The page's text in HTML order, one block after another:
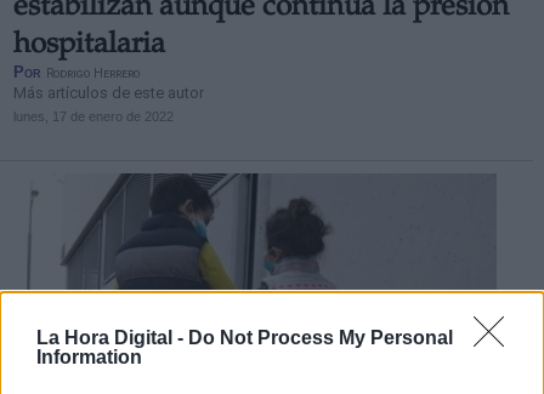
La Hora Digital - Do Not Process My Personal
Information
estabilizan aunque continúa la presión
hospitalaria
Por Rodrigo Herrero
Más artículos de este autor
lunes, 17 de enero de 2022